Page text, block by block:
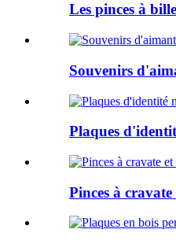
Les pinces à
Souvenirs
Plaques
Pinces à